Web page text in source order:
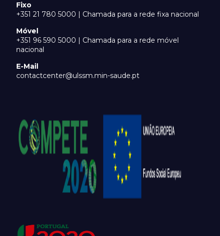
Fixo
+351 21 780 5000 | Chamada para a rede fixa nacional
Móvel
+351 96 590 5000 | Chamada para a rede móvel
nacional
E-Mail
contactcenter@ulssm.min-saude.pt